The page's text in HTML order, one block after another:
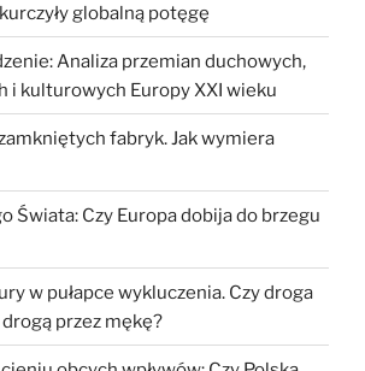
globalną potęgę
Analiza przemian duchowych,
i kulturowych Europy XXI wieku
fabryk. Jak wymiera
Świata: Czy Europa dobija do brzegu
w pułapce wykluczenia. Czy droga
przez mękę?